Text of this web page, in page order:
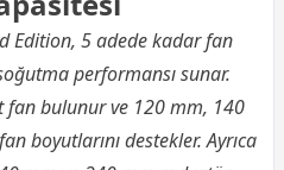
Edition, 5 adede kadar fan
performansı sunar.
bulunur ve 120 mm, 140
boyutlarını destekler. Ayrıca